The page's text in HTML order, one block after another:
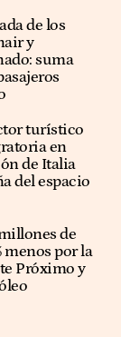
de los
y
suma
turístico
en
de Italia
del espacio
de
menos por la
Próximo y